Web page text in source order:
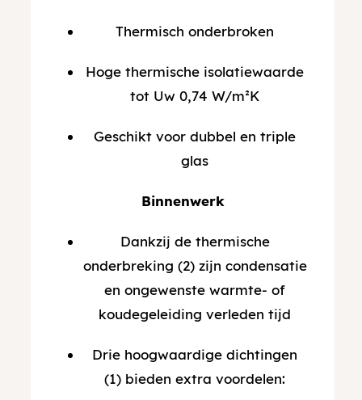
Thermisch onderbroken
Hoge thermische isolatiewaarde
tot Uw 0,74 W/m²K
Geschikt voor dubbel en triple
glas
Binnenwerk
Dankzij de thermische
onderbreking (2) zijn condensatie
en ongewenste warmte- of
koudegeleiding verleden tijd
Drie hoogwaardige dichtingen
(1) bieden extra voordelen: